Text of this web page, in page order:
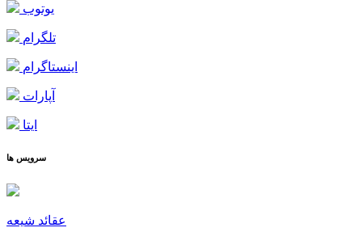
یوتوب
تلگرام
اینستاگرام
آپارات
ایتا
سرویس ها
عقائد شیعه